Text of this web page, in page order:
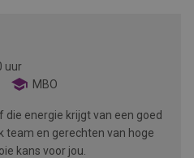
uur
MBO
die energie krijgt van een goed
team en gerechten van hoge
kans voor jou.